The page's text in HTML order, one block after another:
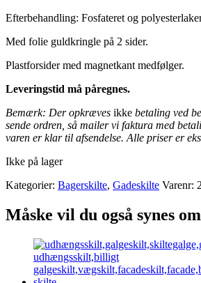
Efterbehandling: Fosfateret og
Med folie guldkringle på 2 sider.
Plastforsider med magnetkant medfølger.
Leveringstid må påregnes.
Bemærk: Der opkræves ikke betaling ved
sende ordren, så mailer vi faktura med
varen er klar til afsendelse. Alle priser er
Ikke på lager
Kategorier: Bagerskilte, Gadeskilte Varenr:
Måske vil du også synes